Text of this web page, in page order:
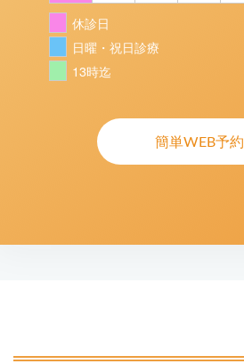
休診日
日曜・祝日診療
13時迄
簡単WEB予約